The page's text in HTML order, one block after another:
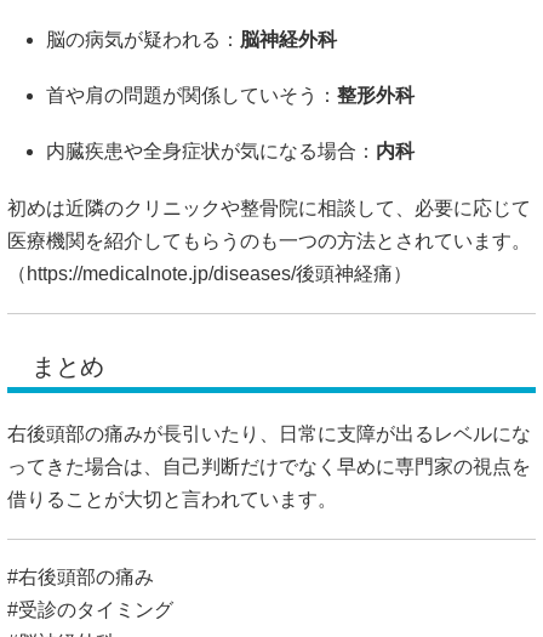
脳の病気が疑われる： 脳神経外科
首や肩の問題が関係していそう： 整形外科
内臓疾患や全身症状が気になる場合： 内科
初めは近隣のクリニックや整骨院に相談して、必要に応じて
医療機関を紹介してもらうのも一つの方法とされています。
（ https://medicalnote.jp/diseases/後頭神経痛）
まとめ
右後頭部の痛みが長引いたり、日常に支障が出るレベルにな
ってきた場合は、自己判断だけでなく早めに専門家の視点を
借りることが大切と言われています。
#右後頭部の痛み
#受診のタイミング